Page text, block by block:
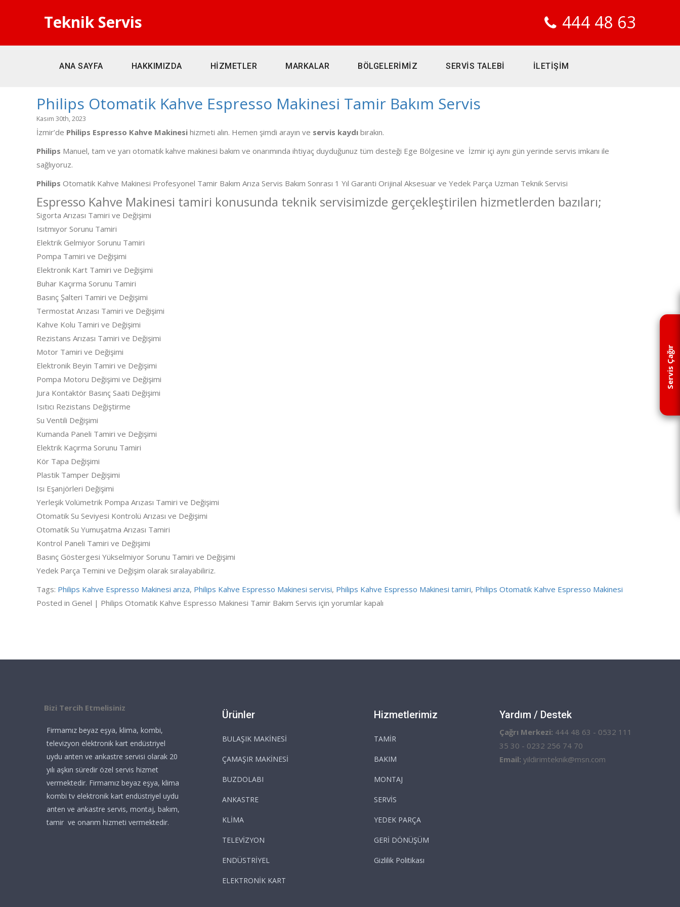
Servis Çağır
Teknik Servis 444 48 63
ANA SAYFA HAKKIMIZDA HİZMETLER MARKALAR BÖLGELERİMİZ SERVİS TALEBİ İLETİŞİM
Philips Otomatik Kahve Espresso Makinesi Tamir Bakım Servis
Kasım 30th, 2023
İzmir’de Philips Espresso Kahve Makinesi hizmeti alın. Hemen şimdi arayın ve servis kaydı bırakın.
Philips Manuel, tam ve yarı otomatik kahve makinesi bakım ve onarımında ihtiyaç duyduğunuz tüm desteği Ege Bölgesine ve İzmir içi aynı gün yerinde servis imkanı ile
sağlıyoruz.
Philips Otomatik Kahve Makinesi Profesyonel Tamir Bakım Arıza Servis Bakım Sonrası 1 Yıl Garanti Orijinal Aksesuar ve Yedek Parça Uzman Teknik Servisi
Espresso Kahve Makinesi tamiri konusunda teknik servisimizde gerçekleştirilen hizmetlerden bazıları;
Sigorta Arızası Tamiri ve Değişimi
Isıtmıyor Sorunu Tamiri
Elektrik Gelmiyor Sorunu Tamiri
Pompa Tamiri ve Değişimi
Elektronik Kart Tamiri ve Değişimi
Buhar Kaçırma Sorunu Tamiri
Basınç Şalteri Tamiri ve Değişimi
Termostat Arızası Tamiri ve Değişimi
Kahve Kolu Tamiri ve Değişimi
Rezistans Arızası Tamiri ve Değişimi
Motor Tamiri ve Değişimi
Elektronik Beyin Tamiri ve Değişimi
Pompa Motoru Değişimi ve Değişimi
Jura Kontaktör Basınç Saati Değişimi
Isıtıcı Rezistans Değiştirme
Su Ventili Değişimi
Kumanda Paneli Tamiri ve Değişimi
Elektrik Kaçırma Sorunu Tamiri
Kör Tapa Değişimi
Plastik Tamper Değişimi
Isı Eşanjörleri Değişimi
Yerleşik Volümetrik Pompa Arızası Tamiri ve Değişimi
Otomatik Su Seviyesi Kontrolü Arızası ve Değişimi
Otomatik Su Yumuşatma Arızası Tamiri
Kontrol Paneli Tamiri ve Değişimi
Basınç Göstergesi Yükselmiyor Sorunu Tamiri ve Değişimi
Yedek Parça Temini ve Değişim olarak sıralayabiliriz.
Tags: Philips Kahve Espresso Makinesi arıza, Philips Kahve Espresso Makinesi servisi, Philips Kahve Espresso Makinesi tamiri, Philips Otomatik Kahve Espresso Makinesi
Posted in Genel | Philips Otomatik Kahve Espresso Makinesi Tamir Bakım Servis için yorumlar kapalı
Bizi Tercih Etmelisiniz
Firmamız beyaz eşya, klima, kombi,
televizyon elektronik kart endüstriyel
uydu anten ve ankastre servisi olarak 20
yılı aşkın süredir özel servis hizmet
vermektedir. Firmamız beyaz eşya, klima
kombi tv elektronik kart endüstriyel uydu
anten ve ankastre servis, montaj, bakım,
tamir ve onarım hizmeti vermektedir.
Ürünler
BULAŞIK MAKİNESİ
ÇAMAŞIR MAKİNESİ
BUZDOLABI
ANKASTRE
KLİMA
TELEVİZYON
ENDÜSTRİYEL
ELEKTRONİK KART
Hizmetlerimiz
TAMİR
BAKIM
MONTAJ
SERVİS
YEDEK PARÇA
GERİ DÖNÜŞÜM
Gizlilik Politikası
Yardım / Destek
Çağrı Merkezi: 444 48 63 - 0532 111
35 30 - 0232 256 74 70
Email: yildirimteknik@msn.com